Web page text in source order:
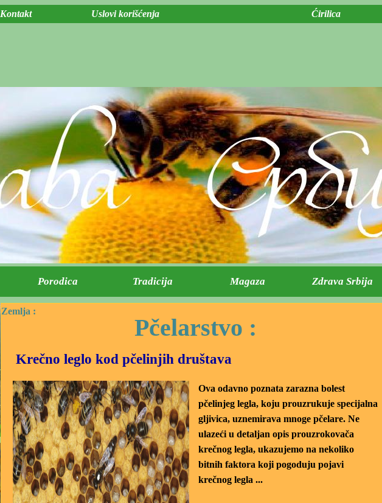
Kontakt Uslovi korišćenja Ćirilica
Zemlja :
Pčelarstvo :
Krečno leglo kod pčelinjih društava
Ova odavno poznata zarazna bolest
pčelinjeg legla, koju prouzrukuje specijalna
gljivica, uznemirava mnoge pčelare. Ne
ulazeći u detaljan opis prouzrokovača
krečnog legla, ukazujemo na nekoliko
bitnih faktora koji pogoduju pojavi
krečnog legla ...
Porodica Tradicija Magaza Zdrava Srbija